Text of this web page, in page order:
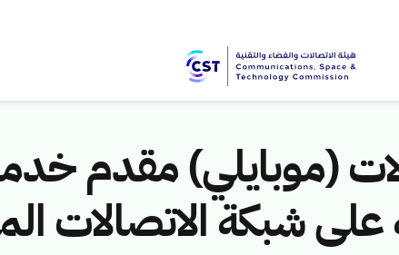
(موبايلي) مقدم
شبكة الاتصالات